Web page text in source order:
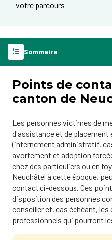
votre parcours
Sommaire
Points de
canton de
Les personnes victimes de
d'assistance et de placement
(internement administratif,
avortement et adoption
chez des particuliers ou en
Neuchâtel à cette époque,
contact ci-dessous. Ces
disposition des personnes
conseiller et, cas échéant, les
professionnels qui pourront